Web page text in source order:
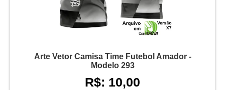
Arte Vetor Camisa Time Futebol Amador -
Modelo 293
R$: 10,00